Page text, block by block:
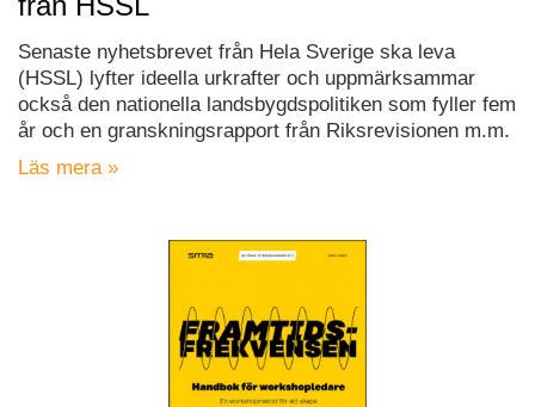
Senaste nyhetsbrevet från Hela Sverige ska leva
(HSSL) lyfter ideella urkrafter och uppmärksammar
också den nationella landsbygdspolitiken som fyller fem
år och en granskningsrapport från Riksrevisionen m.m.
Läs mera »